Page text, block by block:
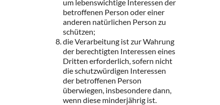
um lebenswichtige Interessen der
betroffenen Person oder einer
anderen natürlichen Person zu
schützen;
die Verarbeitung ist zur Wahrung
der berechtigten Interessen eines
Dritten erforderlich, sofern nicht
die schutzwürdigen Interessen
der betroffenen Person
überwiegen, insbesondere dann,
wenn diese minderjährig ist.